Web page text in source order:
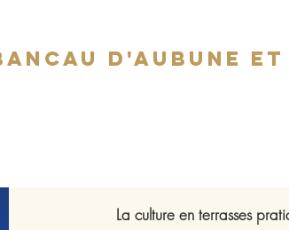
d'Aubune
La culture en terrasses